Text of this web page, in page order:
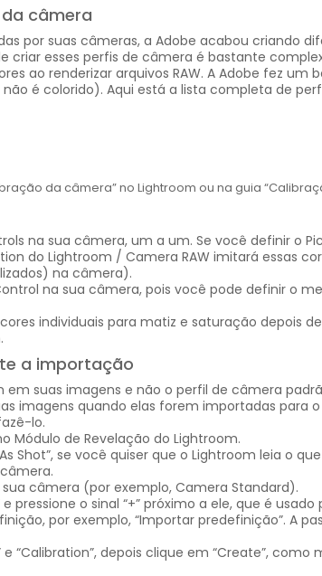
câmera
por suas câmeras, a Adobe acabou criando
criar esses perfis de câmera é bastante
ao renderizar arquivos RAW. A Adobe fez
é colorido). Aqui está a lista completa de
da câmera” no Lightroom ou na guia
na sua câmera, um a um. Se você definir o
do Lightroom / Camera RAW imitará essas
na câmera).
na sua câmera, pois você pode definir o
individuais para matiz e saturação depois
a importação
em suas imagens e não o perfil de câmera
imagens quando elas forem importadas para
lo.
Módulo de Revelação do Lightroom.
Shot”, se você quiser que o Lightroom leia o
câmera (por exemplo, Camera Standard).
pressione o sinal “+” próximo a ele, que é
por exemplo, “Importar predefinição”. A
e “Calibration”, depois clique em “Create”, como